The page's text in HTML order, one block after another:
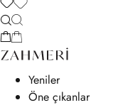
Yeniler
Öne çıkanlar